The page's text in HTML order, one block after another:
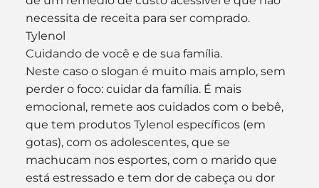
necessita de receita para ser comprado.
Tylenol
Cuidando de você e de sua família.
Neste caso o slogan é muito mais amplo, sem
perder o foco: cuidar da família. É mais
emocional, remete aos cuidados com o bebê,
que tem produtos Tylenol específicos (em
gotas), com os adolescentes, que se
machucam nos esportes, com o marido que
está estressado e tem dor de cabeça ou dor